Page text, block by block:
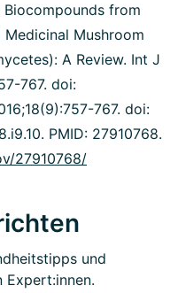
from
Mushroom
A Review. Int J
767. doi:
767. doi:
PMID: 27910768.
27910768/
und
Expert:innen.